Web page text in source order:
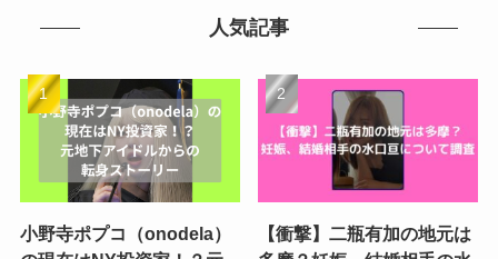
人気記事
小野寺ポプコ（onodela）
【衝撃】二瓶有加の地元は